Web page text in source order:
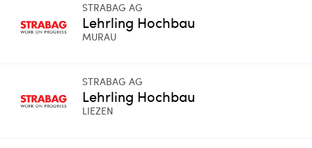
STRABAG AG
Lehrling Hochbau
MURAU
STRABAG AG
Lehrling Hochbau
LIEZEN